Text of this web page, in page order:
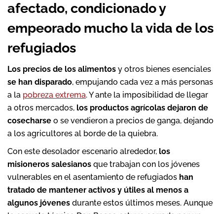
afectado, condicionado y
empeorado mucho la vida de los
refugiados
Los precios de los alimentos y otros bienes esenciales
se han disparado, empujando cada vez a más personas
a la pobreza extrema. Y ante la imposibilidad de llegar
a otros mercados, los productos agrícolas dejaron de
cosecharse o se vendieron a precios de ganga, dejando
a los agricultores al borde de la quiebra.
Con este desolador escenario alrededor, los
misioneros salesianos que trabajan con los jóvenes
vulnerables en el asentamiento de refugiados han
tratado de mantener activos y útiles al menos a
algunos jóvenes durante estos últimos meses. Aunque